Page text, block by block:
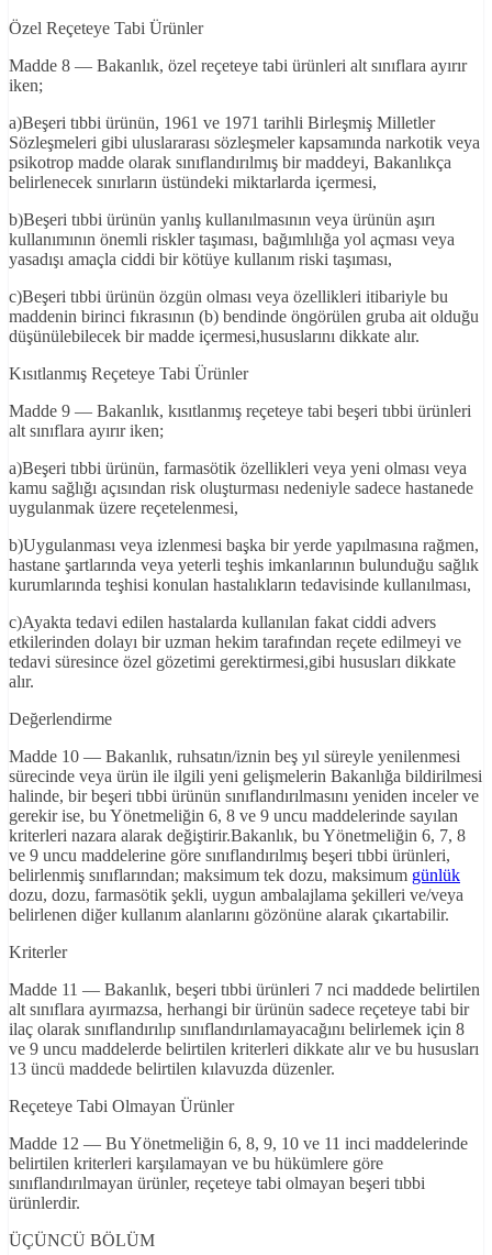
Özel Reçeteye Tabi Ürünler
Madde 8 — Bakanlık, özel reçeteye tabi ürünleri alt sınıflara ayırır
iken;
a)Beşeri tıbbi ürünün, 1961 ve 1971 tarihli Birleşmiş Milletler
Sözleşmeleri gibi uluslararası sözleşmeler kapsamında narkotik veya
psikotrop madde olarak sınıflandırılmış bir maddeyi, Bakanlıkça
belirlenecek sınırların üstündeki miktarlarda içermesi,
b)Beşeri tıbbi ürünün yanlış kullanılmasının veya ürünün aşırı
kullanımının önemli riskler taşıması, bağımlılığa yol açması veya
yasadışı amaçla ciddi bir kötüye kullanım riski taşıması,
c)Beşeri tıbbi ürünün özgün olması veya özellikleri itibariyle bu
maddenin birinci fıkrasının (b) bendinde öngörülen gruba ait olduğu
düşünülebilecek bir madde içermesi,hususlarını dikkate alır.
Kısıtlanmış Reçeteye Tabi Ürünler
Madde 9 — Bakanlık, kısıtlanmış reçeteye tabi beşeri tıbbi ürünleri
alt sınıflara ayırır iken;
a)Beşeri tıbbi ürünün, farmasötik özellikleri veya yeni olması veya
kamu sağlığı açısından risk oluşturması nedeniyle sadece hastanede
uygulanmak üzere reçetelenmesi,
b)Uygulanması veya izlenmesi başka bir yerde yapılmasına rağmen,
hastane şartlarında veya yeterli teşhis imkanlarının bulunduğu sağlık
kurumlarında teşhisi konulan hastalıkların tedavisinde kullanılması,
c)Ayakta tedavi edilen hastalarda kullanılan fakat ciddi advers
etkilerinden dolayı bir uzman hekim tarafından reçete edilmeyi ve
tedavi süresince özel gözetimi gerektirmesi,gibi hususları dikkate
alır.
Değerlendirme
Madde 10 — Bakanlık, ruhsatın/iznin beş yıl süreyle yenilenmesi
sürecinde veya ürün ile ilgili yeni gelişmelerin Bakanlığa bildirilmesi
halinde, bir beşeri tıbbi ürünün sınıflandırılmasını yeniden inceler ve
gerekir ise, bu Yönetmeliğin 6, 8 ve 9 uncu maddelerinde sayılan
kriterleri nazara alarak değiştirir.Bakanlık, bu Yönetmeliğin 6, 7, 8
ve 9 uncu maddelerine göre sınıflandırılmış beşeri tıbbi ürünleri,
belirlenmiş sınıflarından; maksimum tek dozu, maksimum günlük
dozu, dozu, farmasötik şekli, uygun ambalajlama şekilleri ve/veya
belirlenen diğer kullanım alanlarını gözönüne alarak çıkartabilir.
Kriterler
Madde 11 — Bakanlık, beşeri tıbbi ürünleri 7 nci maddede belirtilen
alt sınıflara ayırmazsa, herhangi bir ürünün sadece reçeteye tabi bir
ilaç olarak sınıflandırılıp sınıflandırılamayacağını belirlemek için 8
ve 9 uncu maddelerde belirtilen kriterleri dikkate alır ve bu hususları
13 üncü maddede belirtilen kılavuzda düzenler.
Reçeteye Tabi Olmayan Ürünler
Madde 12 — Bu Yönetmeliğin 6, 8, 9, 10 ve 11 inci maddelerinde
belirtilen kriterleri karşılamayan ve bu hükümlere göre
sınıflandırılmayan ürünler, reçeteye tabi olmayan beşeri tıbbi
ürünlerdir.
ÜÇÜNCÜ BÖLÜM